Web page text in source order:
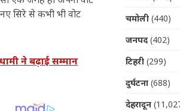
सिरे से कभी भी वोट
ने बढ़ाई सम्मान
चमोली(440)
जनपद(402)
टिहरी(299)
दुर्घटना(688)
देहरादून